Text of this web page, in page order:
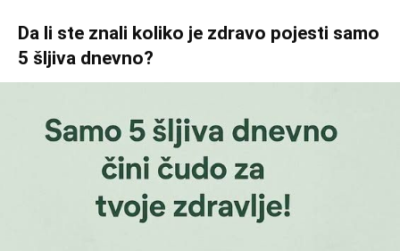
Da li ste znali koliko je zdravo pojesti samo
5 šljiva dnevno?